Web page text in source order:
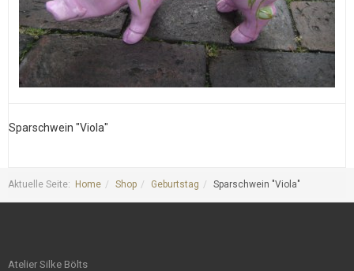
Sparschwein "Viola"
Aktuelle Seite: Home Shop Geburtstag Sparschwein "Viola"
Atelier Silke Bölts